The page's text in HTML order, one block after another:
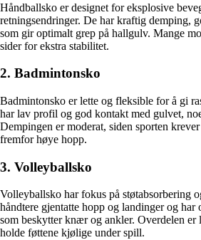
Håndballsko er designet for eksplosive
retningsendringer. De har kraftig demping,
som gir optimalt grep på hallgulv. Mange
sider for ekstra stabilitet.
2. Badmintonsko
Badmintonsko er lette og fleksible for å gi
har lav profil og god kontakt med gulvet,
Dempingen er moderat, siden sporten
fremfor høye hopp.
3. Volleyballsko
Volleyballsko har fokus på støtabsorbering
håndtere gjentatte hopp og landinger og har
som beskytter knær og ankler. Overdelen er
holde føttene kjølige under spill.